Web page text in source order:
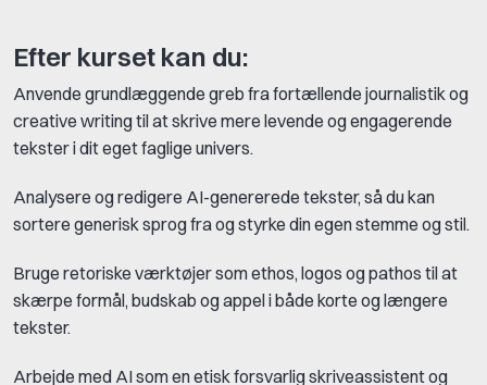
Efter kurset kan du:
Anvende grundlæggende greb fra fortællende journalistik og
creative writing til at skrive mere levende og engagerende
tekster i dit eget faglige univers.
Analysere og redigere AI-genererede tekster, så du kan
sortere generisk sprog fra og styrke din egen stemme og stil.
Bruge retoriske værktøjer som ethos, logos og pathos til at
skærpe formål, budskab og appel i både korte og længere
tekster.
Arbejde med AI som en etisk forsvarlig skriveassistent og